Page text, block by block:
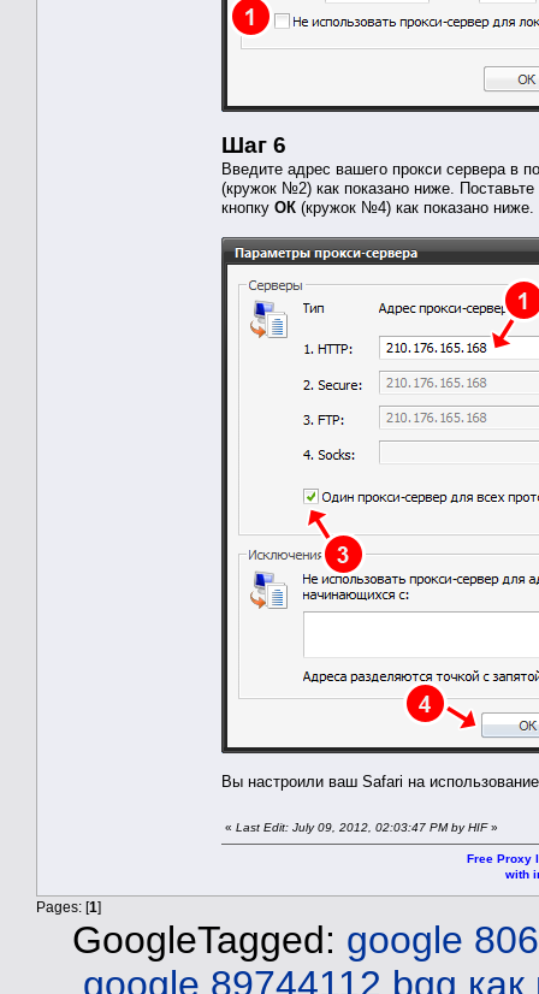
Шаг 6
Введите адрес вашего прокси сервера в
(кружок №2) как показано ниже.
кнопку ОК (кружок №4) как показано ниже.
Вы настроили ваш Safari на
« Last Edit: July 09, 2012, 02:03:47 PM by HIF»
Free Proxy
with
Pages: [1]
GoogleTagged: google
google 89744112 bgg